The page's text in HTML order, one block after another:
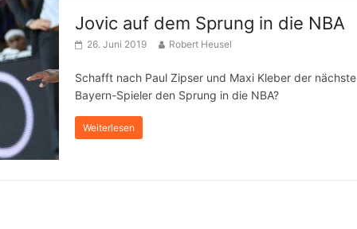
Jovic auf dem Sprung in die NBA
26. Juni 2019 Robert Heusel
Schafft nach Paul Zipser und Maxi Kleber der nächste
Bayern-Spieler den Sprung in die NBA?
Weiterlesen